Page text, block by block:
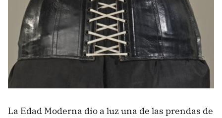
La Edad Moderna dio a luz una de las prendas de